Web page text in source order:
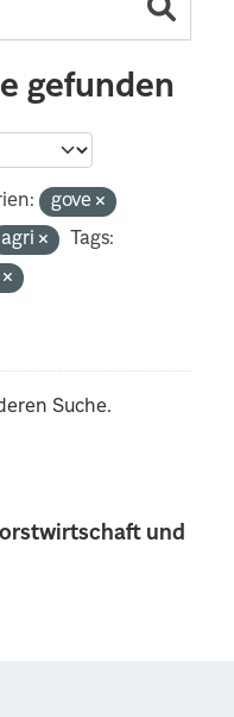
und
gefunden
gove
agri
Tags:
Suche.